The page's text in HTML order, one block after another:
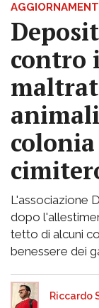
contro
L'associazione
dopo
tetto di alcuni
benessere dei
Riccardo